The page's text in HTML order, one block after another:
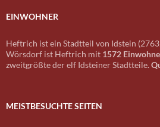
EINWOHNER
Heftrich ist ein Stadtteil von Idstein
Wörsdorf ist Heftrich mit 1572
zweitgrößte der elf Idsteiner Stadtteile.
MEISTBESUCHTE SEITEN